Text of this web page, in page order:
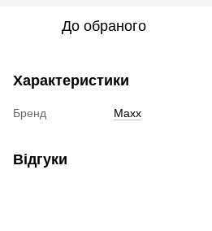
До обраного
Характеристики
Бренд Maxx
Відгуки